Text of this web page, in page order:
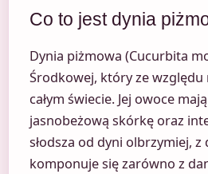
Co to jest dynia
Dynia piżmowa (Cucurbita
Środkowej, który ze względu
całym świecie. Jej owoce
jasnobeżową skórkę oraz
słodsza od dyni olbrzymiej,
komponuje się zarówno z